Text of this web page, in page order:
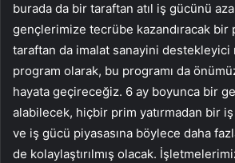
burada da bir taraftan atıl iş gücünü
gençlerimize tecrübe kazandıracak bir
taraftan da imalat sanayini
program olarak, bu programı da
hayata geçireceğiz. 6 ay boyunca bir
alabilecek, hiçbir prim yatırmadan bir
ve iş gücü piyasasına böylece daha
de kolaylaştırılmış olacak.